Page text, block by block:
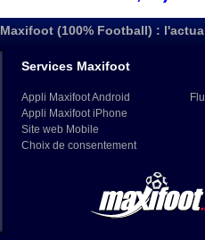
Maxifoot (100% Football) :
Services Maxifoot
Appli Maxifoot Android
Appli Maxifoot iPhone
Site web Mobile
Choix de consentement